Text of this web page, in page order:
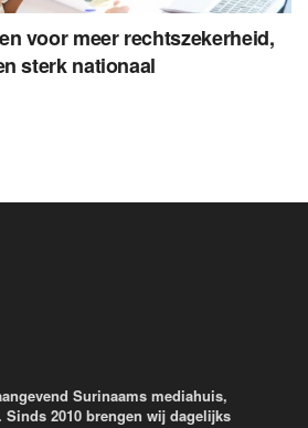
voor meer rechtszekerheid,
sterk nationaal
Surinaams mediahuis,
2010 brengen wij dagelijks